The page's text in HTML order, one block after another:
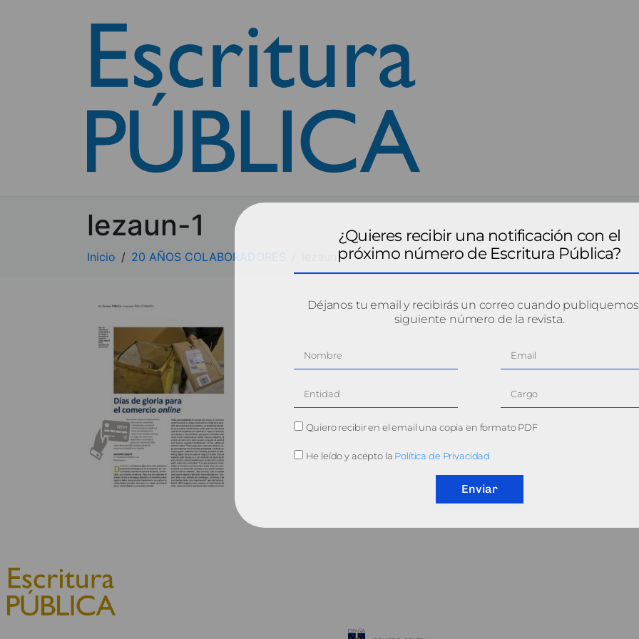
lezaun-1
Inicio 20 AÑOS COLABORADORES lezaun-1
¿Quieres recibir una notificación con el
próximo número de Escritura Pública?
Déjanos tu email y recibirás un correo cuando
siguiente número de la revista.
Quiero recibir en el email una copia en formato PDF
He leído y acepto la Política de Privacidad
Enviar